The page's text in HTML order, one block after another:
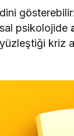
gösterebilir:
psikolojide
kriz